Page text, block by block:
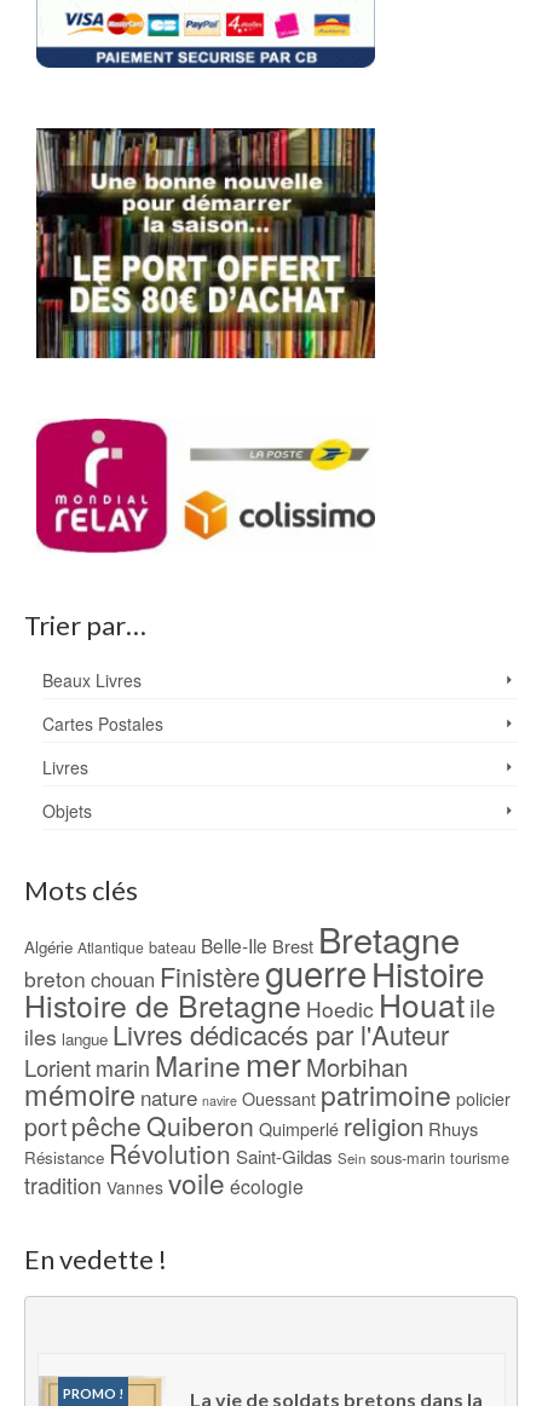
Trier par…
Beaux Livres
Cartes Postales
Livres
Objets
Mots clés
Algérie Atlantique bateau Belle-Ile Brest Bretagne
breton chouan FinistèreguerreHistoire
Histoire de Bretagne Hoedic Houatile
iles langue Livres dédicacés par l'Auteur
Lorientmarin Marine merMorbihan
mémoire nature navire Ouessant patrimoine policier
portpêcheQuiberon Quimperlé religion Rhuys
Résistance Révolution Saint-Gildas Sein sous-marin tourisme
tradition Vannes voile écologie
En vedette !
PROMO !
La vie de soldats bretons dans la